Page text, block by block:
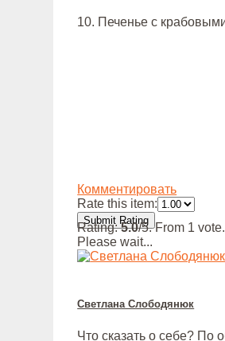
10. Печенье с
Комментировать
Rate this item:
Submit Rating
Rating:5.0/5. From 1 vote.
Please wait...
Светлана Слободянюк
Что сказать о себе? По